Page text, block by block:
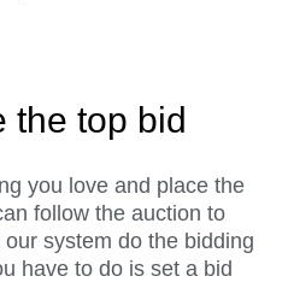
the top bid
you love and place the
follow the auction to
system do the bidding
have to do is set a bid